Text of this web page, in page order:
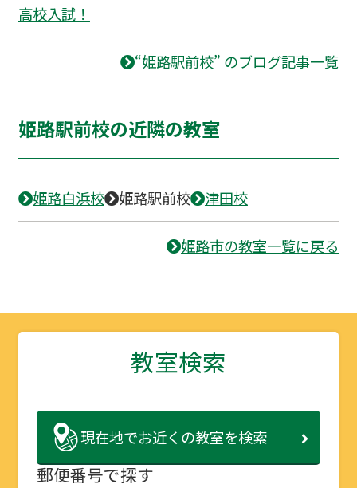
高校入試！
“姫路駅前校” のブログ記事一覧
姫路駅前校の近隣の教室
姫路白浜校 姫路駅前校 津田校
姫路市の教室一覧に戻る
教室検索
現在地でお近くの教室を検索
郵便番号で探す